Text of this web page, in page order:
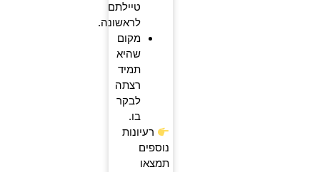
טיילתם
לראשונה.
מקום
שהיא
תמיד
רצתה
לבקר
בו.
רעיונות
נוספים
תמצאו